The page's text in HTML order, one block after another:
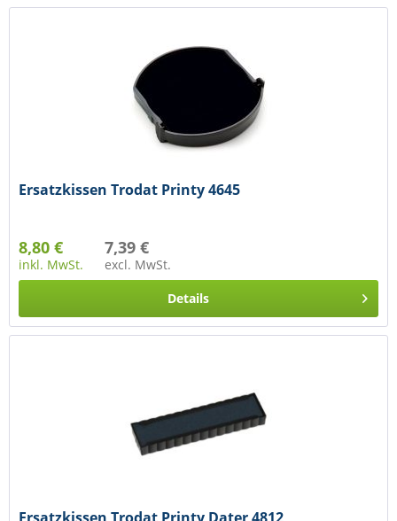
Ersatzkissen Trodat Printy 4645
8,80 €
inkl. MwSt.
7,39 €
excl. MwSt.
Details